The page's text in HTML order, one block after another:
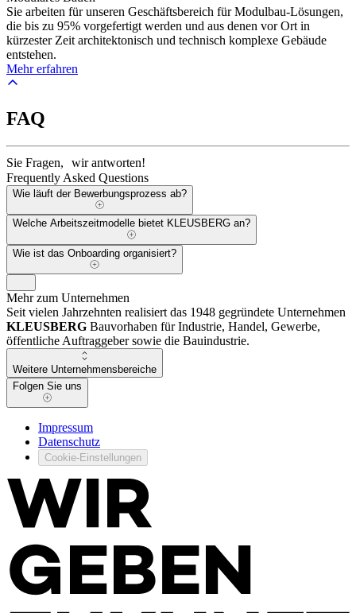
Sie arbeiten für unseren Geschäftsbereich für Modulbau-Lösungen,
die bis zu 95% vorgefertigt werden und aus denen vor Ort in
kürzester Zeit architektonisch und technisch komplexe Gebäude
entstehen.
Mehr erfahren
FAQ
Sie Fragen, wir antworten!
Frequently Asked Questions
Wie läuft der Bewerbungsprozess ab?
Welche Arbeitszeitmodelle bietet KLEUSBERG an?
Wie ist das Onboarding organisiert?
Mehr zum Unternehmen
Seit vielen Jahrzehnten realisiert das 1948 gegründete Unternehmen
KLEUSBERG Bauvorhaben für Industrie, Handel, Gewerbe,
öffentliche Auftraggeber sowie die Bauindustrie.
Weitere Unternehmensbereiche
Folgen Sie uns
Impressum
Datenschutz
Cookie-Einstellungen